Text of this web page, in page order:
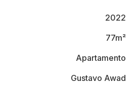
2022
77m²
Apartamento
Gustavo Awad